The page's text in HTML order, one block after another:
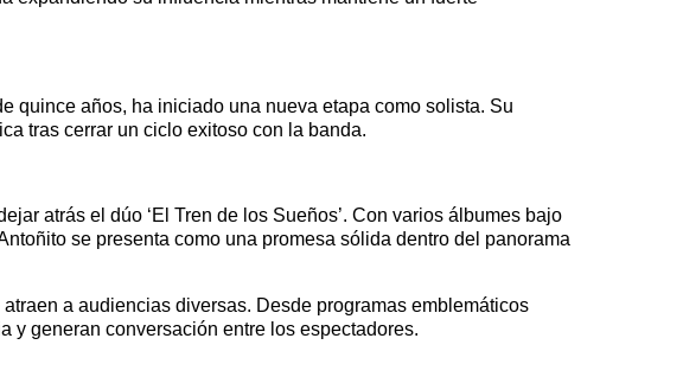
quince años, ha iniciado una nueva etapa como solista. Su
tras cerrar un ciclo exitoso con la banda.
atrás el dúo ‘El Tren de los Sueños’. Con varios álbumes bajo
se presenta como una promesa sólida dentro del panorama
a audiencias diversas. Desde programas emblemáticos
y generan conversación entre los espectadores.